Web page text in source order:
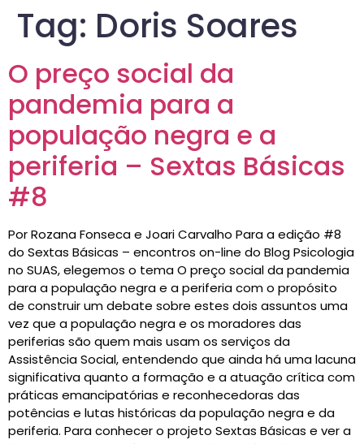
Tag: Doris Soares
O preço social da
pandemia para a
população negra e a
periferia – Sextas Básicas
#8
Por Rozana Fonseca e Joari Carvalho Para a edição #8
do Sextas Básicas – encontros on-line do Blog Psicologia
no SUAS, elegemos o tema O preço social da pandemia
para a população negra e a periferia com o propósito
de construir um debate sobre estes dois assuntos uma
vez que a população negra e os moradores das
periferias são quem mais usam os serviços da
Assistência Social, entendendo que ainda há uma lacuna
significativa quanto a formação e a atuação crítica com
práticas emancipatórias e reconhecedoras das
potências e lutas históricas da população negra e da
periferia. Para conhecer o projeto Sextas Básicas e ver a